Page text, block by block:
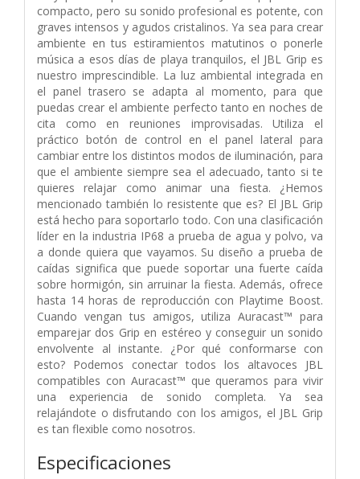
compacto, pero su sonido profesional es potente, con
graves intensos y agudos cristalinos. Ya sea para crear
ambiente en tus estiramientos matutinos o ponerle
música a esos días de playa tranquilos, el JBL Grip es
nuestro imprescindible. La luz ambiental integrada en
el panel trasero se adapta al momento, para que
puedas crear el ambiente perfecto tanto en noches de
cita como en reuniones improvisadas. Utiliza el
práctico botón de control en el panel lateral para
cambiar entre los distintos modos de iluminación, para
que el ambiente siempre sea el adecuado, tanto si te
quieres relajar como animar una fiesta. ¿Hemos
mencionado también lo resistente que es? El JBL Grip
está hecho para soportarlo todo. Con una clasificación
líder en la industria IP68 a prueba de agua y polvo, va
a donde quiera que vayamos. Su diseño a prueba de
caídas significa que puede soportar una fuerte caída
sobre hormigón, sin arruinar la fiesta. Además, ofrece
hasta 14 horas de reproducción con Playtime Boost.
Cuando vengan tus amigos, utiliza Auracast™ para
emparejar dos Grip en estéreo y conseguir un sonido
envolvente al instante. ¿Por qué conformarse con
esto? Podemos conectar todos los altavoces JBL
compatibles con Auracast™ que queramos para vivir
una experiencia de sonido completa. Ya sea
relajándote o disfrutando con los amigos, el JBL Grip
es tan flexible como nosotros.
Especificaciones